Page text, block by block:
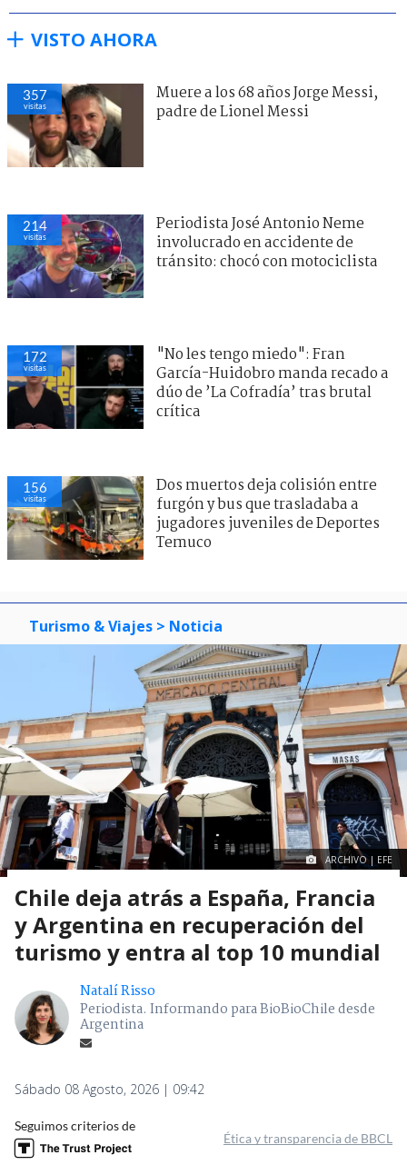
VISTO AHORA
357
visitas
Muere a los 68 años Jorge Messi,
padre de Lionel Messi
214
visitas
Periodista José Antonio Neme
involucrado en accidente de
tránsito: chocó con motociclista
172
visitas
"No les tengo miedo": Fran
García-Huidobro manda recado a
dúo de ’La Cofradía’ tras brutal
crítica
156
visitas
Dos muertos deja colisión entre
furgón y bus que trasladaba a
jugadores juveniles de Deportes
Temuco
Turismo & Viajes > Noticia
ARCHIVO | EFE
Chile deja atrás a España, Francia
y Argentina en recuperación del
turismo y entra al top 10 mundial
Natalí Risso
Periodista. Informando para BioBioChile desde
Argentina
Sábado 08 Agosto, 2026 | 09:42
Seguimos criterios de
Ética y transparencia de BBCL